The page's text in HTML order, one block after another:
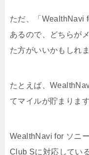
ただ、「WealthNavi
あるので、どちらが
た方がいいかもしれま
たとえば、
てマイルが貯まります
WealthNavi for ソニ
Club Sに対応してい